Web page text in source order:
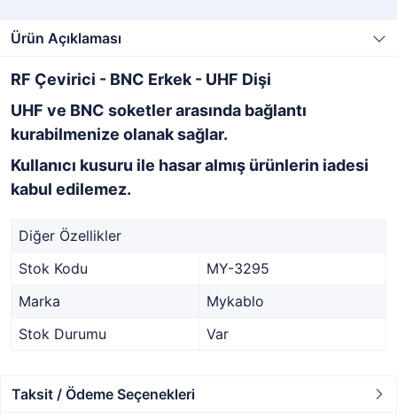
Ürün Açıklaması
RF Çevirici - BNC Erkek - UHF Dişi
UHF ve BNC soketler arasında bağlantı
kurabilmenize olanak sağlar.
Kullanıcı kusuru ile hasar almış ürünlerin iadesi
kabul edilemez.
Diğer Özellikler
Stok Kodu
MY-3295
Marka
Mykablo
Stok Durumu
Var
Taksit / Ödeme Seçenekleri